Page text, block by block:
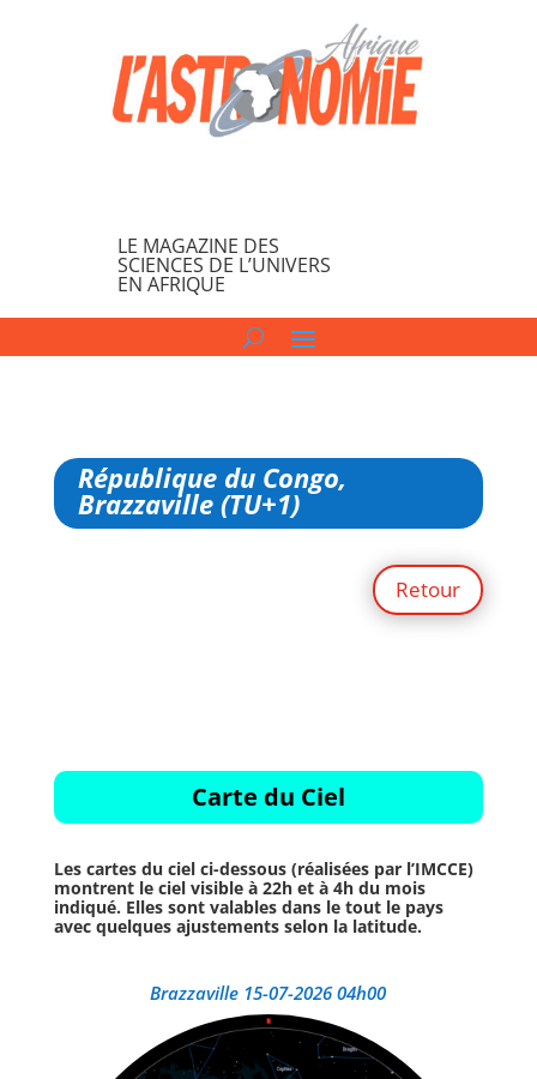
LE MAGAZINE DES
SCIENCES DE L’UNIVERS
EN AFRIQUE
République du Congo,
Brazzaville (TU+1)
Retour
Carte du Ciel
Les cartes du ciel ci-dessous (réalisées par l’IMCCE)
montrent le ciel visible à 22h et à 4h du mois
indiqué. Elles sont valables dans le tout le pays
avec quelques ajustements selon la latitude.
Brazzaville 15-07-2026 04h00